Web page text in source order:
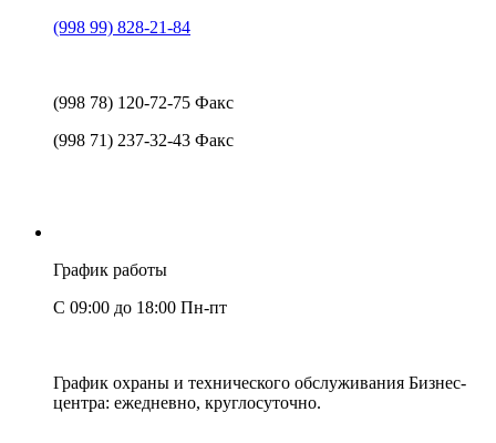
(998 99) 828-21-84
(998 78) 120-72-75 Факс
(998 71) 237-32-43 Факс
График работы
С 09:00 до 18:00 Пн-пт
График охраны и технического обслуживания Бизнес-
центра: ежедневно, круглосуточно.